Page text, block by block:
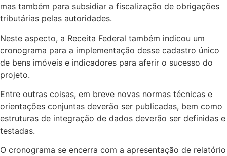
mas também para subsidiar a fiscalização de obrigações
tributárias pelas autoridades.
Neste aspecto, a Receita Federal também indicou um
cronograma para a implementação desse cadastro único
de bens imóveis e indicadores para aferir o sucesso do
projeto.
Entre outras coisas, em breve novas normas técnicas e
orientações conjuntas deverão ser publicadas, bem como
estruturas de integração de dados deverão ser definidas e
testadas.
O cronograma se encerra com a apresentação de relatório